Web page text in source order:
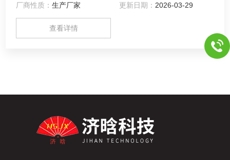
会保留其初始状态，但却更加鲜嫩、多汁，就像您的顾客真正
喜欢那样 3.不锈钢机体，输送带入口设计。
厂商性质：生产厂家 更新日期： 2026-03-29
查看详情